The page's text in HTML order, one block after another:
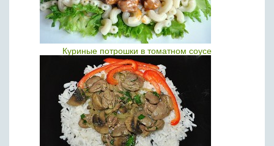
Куриные потрошки в томатном соусе